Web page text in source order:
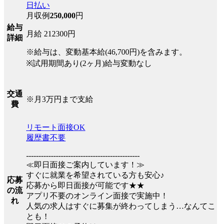
給与
詳細
日払い
月収例250,000円
月給 212300円
※給与は、変動基本給(46,700円)を含みます。
※試用期間あり(2ヶ月)給与変動なし
交通
費
※月3万円まで支給
応募
の流
れ
リモート面接OK
履歴書不要
----------------------------------------------
≪即日面接ご案内しています！≫
すぐに就業を希望されている方も安心♪
応募から即日面接が可能です★★
アプリ不要のオンライン面接で実施中！
人気の求人はすぐに募集が終わってしまう…なんてこ
とも！